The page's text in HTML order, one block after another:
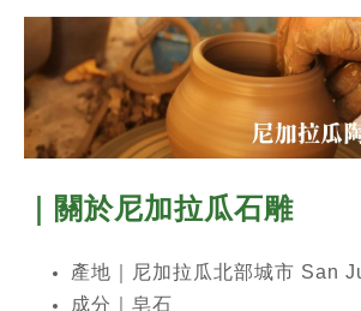
｜關於尼加拉瓜石雕
產地｜尼加拉瓜北部城市 San
成分｜ 皂石